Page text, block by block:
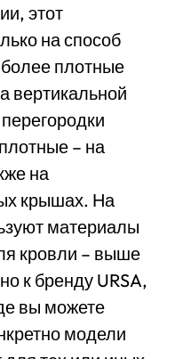
этот
на способ
плотные
вертикальной
– на
на
крышах. На
материалы
кровли – выше
к бренду URSA,
вы можете
модели